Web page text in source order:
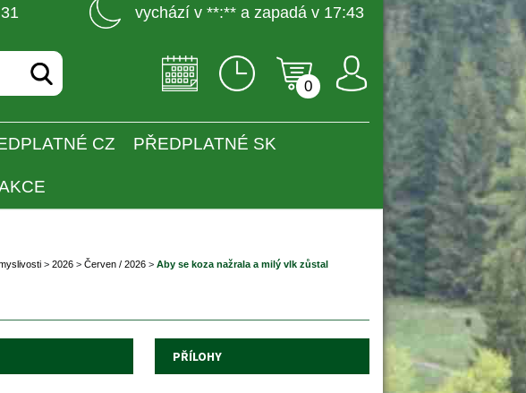
vychází v **:** a zapadá v 17:43
0
CZ PŘEDPLATNÉ SK
> 2026 > Červen / 2026 > Aby se koza nažrala a milý vlk zůstal
PŘÍLOHY